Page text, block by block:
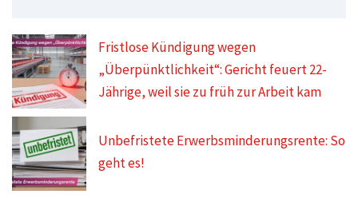
Fristlose Kündigung wegen
„Überpünktlichkeit“: Gericht feuert 22-
Jährige, weil sie zu früh zur Arbeit kam
Unbefristete Erwerbsminderungsrente: So
geht es!